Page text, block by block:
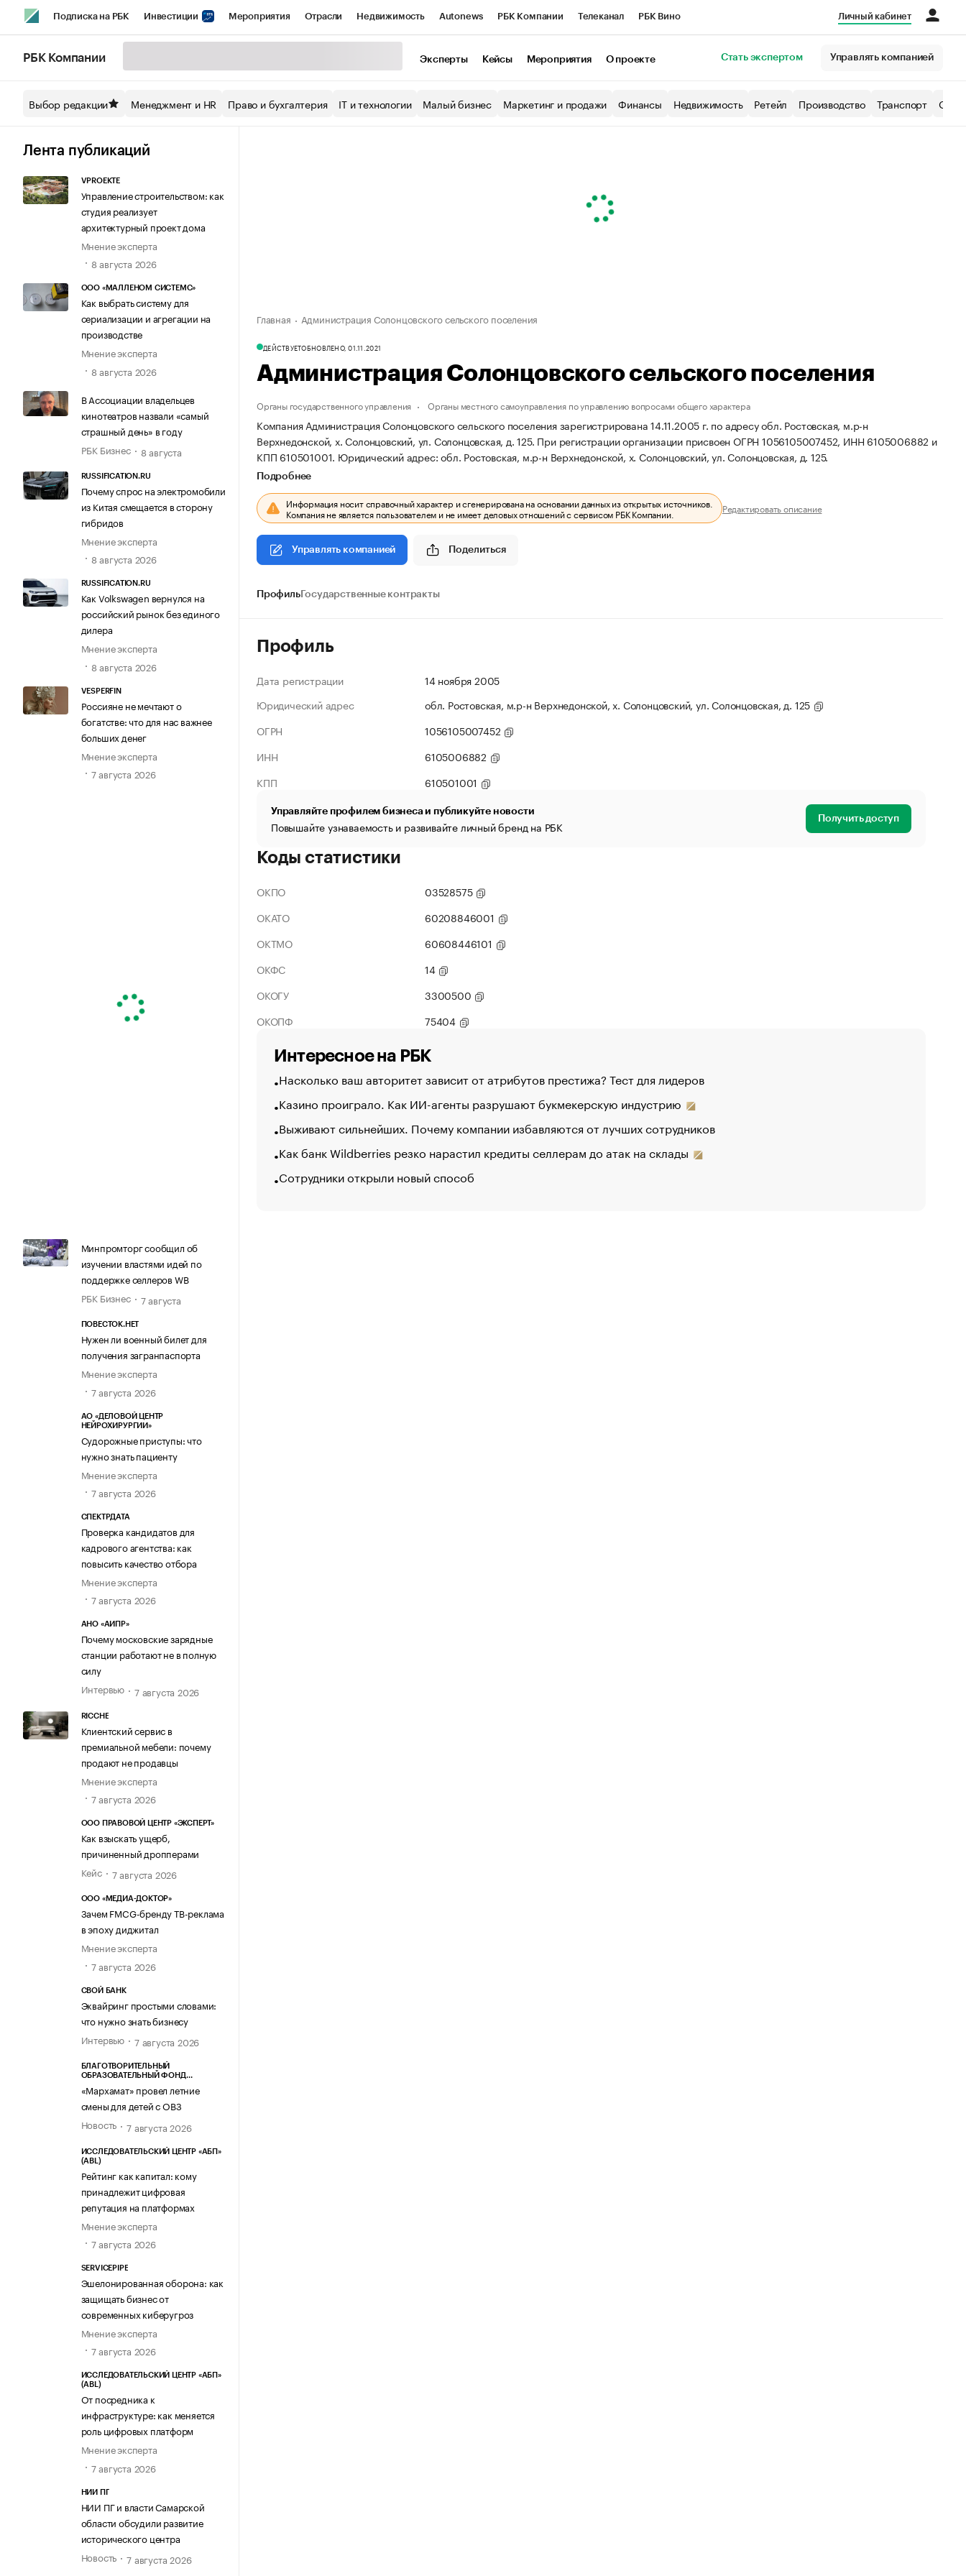
Подписка на РБК Инвестиции Мероприятия Отрасли Недвижимость Autonews РБК Компании Телеканал РБК Вино
Спецпроекты СПб Конференции СПб Спецпроекты Экономика Бизнес
Технологии и медиа
Личный кабинет
РБК Компании Эксперты Кейсы Мероприятия О проекте Стать экспертом Управлять компанией
Выбор редакции Менеджмент и HR Право и бухгалтерия IT и технологии Малый бизнес Маркетинг и продажи Финансы Недвижимость Ретейл Производство Транспорт
Лента публикаций
VPROEKTE
Управление строительством: как
студия реализует
архитектурный проект дома
Мнение эксперта
8 августа 2026
ООО «МАЛЛЕНОМ СИСТЕМС»
Как выбрать систему для
сериализации и агрегации на
производстве
Мнение эксперта
8 августа 2026
В Ассоциации владельцев
кинотеатров назвали «самый
страшный день» в году
РБК Бизнес
8 августа
RUSSIFICATION.RU
Почему спрос на электромобили
из Китая смещается в сторону
гибридов
Мнение эксперта
8 августа 2026
RUSSIFICATION.RU
Как Volkswagen вернулся на
российский рынок без единого
дилера
Мнение эксперта
8 августа 2026
VESPERFIN
Россияне не мечтают о
богатстве: что для нас важнее
больших денег
Мнение эксперта
7 августа 2026
Минпромторг сообщил об
изучении властями идей по
поддержке селлеров WB
РБК Бизнес
7 августа
ПОВЕСТОК.НЕТ
Нужен ли военный билет для
получения загранпаспорта
Мнение эксперта
7 августа 2026
АО «ДЕЛОВОЙ ЦЕНТР
НЕЙРОХИРУРГИИ»
Судорожные приступы: что
нужно знать пациенту
Мнение эксперта
7 августа 2026
СПЕКТРДАТА
Проверка кандидатов для
кадрового агентства: как
повысить качество отбора
Мнение эксперта
7 августа 2026
АНО «АИПР»
Почему московские зарядные
станции работают не в полную
силу
Интервью
7 августа 2026
RICCHE
Клиентский сервис в
премиальной мебели: почему
продают не продавцы
Мнение эксперта
7 августа 2026
ООО ПРАВОВОЙ ЦЕНТР «ЭКСПЕРТ»
Как взыскать ущерб,
причиненный дропперами
Кейс
7 августа 2026
ООО «МЕДИА-ДОКТОР»
Зачем FMCG-бренду ТВ-реклама
в эпоху диджитал
Мнение эксперта
7 августа 2026
СВОЙ БАНК
Эквайринг простыми словами:
что нужно знать бизнесу
Интервью
7 августа 2026
БЛАГОТВОРИТЕЛЬНЫЙ
ОБРАЗОВАТЕЛЬНЫЙ ФОНД
«Мархамат» провел летние
смены для детей с ОВЗ
Новость
7 августа 2026
ИССЛЕДОВАТЕЛЬСКИЙ ЦЕНТР «АБП»
(ABL)
Рейтинг как капитал: кому
принадлежит цифровая
репутация на платформах
Мнение эксперта
7 августа 2026
SERVICEPIPE
Эшелонированная оборона: как
защищать бизнес от
современных киберугроз
Мнение эксперта
7 августа 2026
ИССЛЕДОВАТЕЛЬСКИЙ ЦЕНТР «АБП»
(ABL)
От посредника к
инфраструктуре: как меняется
роль цифровых платформ
Мнение эксперта
7 августа 2026
НИИ ПГ
НИИ ПГ и власти Самарской
области обсудили развитие
исторического центра
Новость
7 августа 2026
Главная Администрация Солонцовского сельского поселения
ДЕЙСТВУЕТОБНОВЛЕНО, 01.11.2021
Администрация Солонцовского сельского поселения
Органы государственного управления Органы местного самоуправления по управлению вопросами общего характера
Компания Администрация Солонцовского сельского поселения зарегистрирована 14.11.2005 г. по адресу обл. Ростовская, м.р-н
Верхнедонской, х. Солонцовский, ул. Солонцовская, д. 125. При регистрации организации присвоен ОГРН 1056105007452, ИНН 6105006882 и
КПП 610501001. Юридический адрес: обл. Ростовская, м.р-н Верхнедонской, х. Солонцовский, ул. Солонцовская, д. 125.
Подробнее
Информация носит справочный характер и сгенерирована на основании данных из открытых источников.
Компания не является пользователем и не имеет деловых отношений с сервисом РБК Компании. Редактировать описание
Управлять компанией Поделиться
ПрофильГосударственные контракты
Профиль
Дата регистрации
14 ноября 2005
Юридический адрес
обл. Ростовская, м.р-н Верхнедонской, х. Солонцовский, ул. Солонцовская, д. 125
ОГРН
1056105007452
ИНН
6105006882
КПП
610501001
Управляйте профилем бизнеса и публикуйте новости
Повышайте узнаваемость и развивайте личный бренд на РБК Получить доступ
Коды статистики
ОКПО
03528575
ОКАТО
60208846001
ОКТМО
60608446101
ОКФС
14
ОКОГУ
3300500
ОКОПФ
75404
Интересное на РБК
Насколько ваш авторитет зависит от атрибутов престижа? Тест для лидеров
Казино проиграло. Как ИИ-агенты разрушают букмекерскую индустрию
Выживают сильнейших. Почему компании избавляются от лучших сотрудников
Как банк Wildberries резко нарастил кредиты селлерам до атак на склады
Сотрудники открыли новый способ